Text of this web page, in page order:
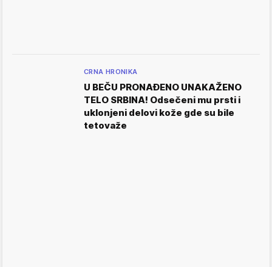
CRNA HRONIKA
U BEČU PRONAĐENO UNAKAŽENO
TELO SRBINA! Odsečeni mu prsti i
uklonjeni delovi kože gde su bile
tetovaže